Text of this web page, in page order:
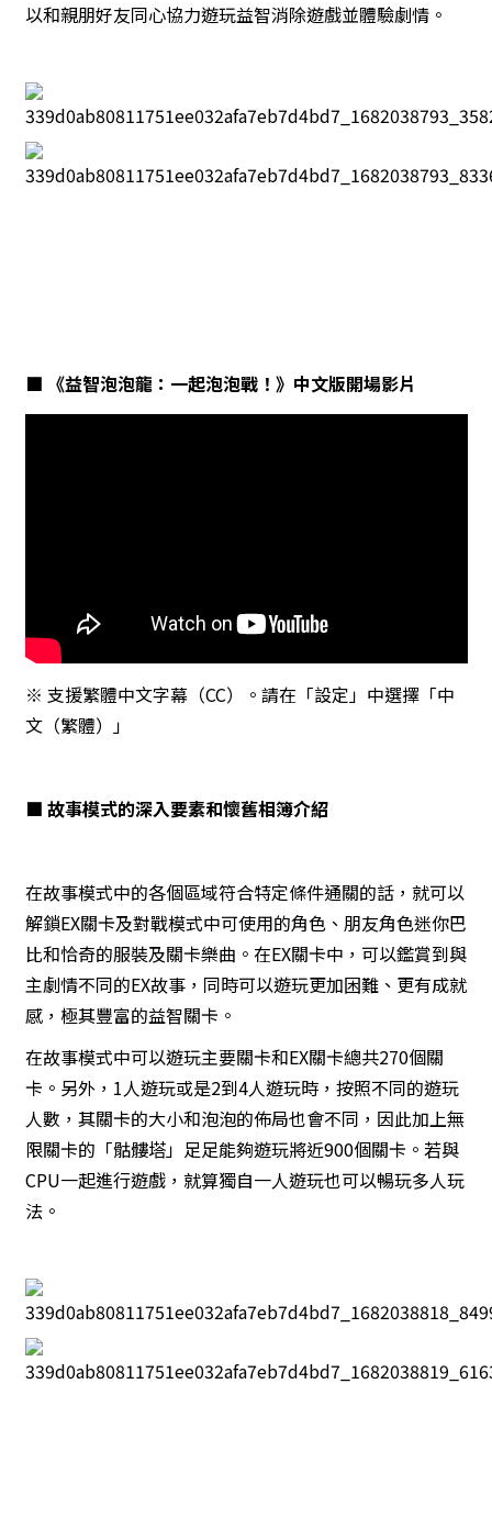
以和親朋好友同心協力遊玩益智消除遊戲並體驗劇情。
■ 《益智泡泡龍：一起泡泡戰！》中文版開場影片
※ 支援繁體中文字幕（CC）。請在「設定」中選擇「中
文（繁體）」
■ 故事模式的深入要素和懷舊相簿介紹
在故事模式中的各個區域符合特定條件通關的話，就可以
解鎖EX關卡及對戰模式中可使用的角色、朋友角色迷你巴
比和恰奇的服裝及關卡樂曲。在EX關卡中，可以鑑賞到與
主劇情不同的EX故事，同時可以遊玩更加困難、更有成就
感，極其豐富的益智關卡。
在故事模式中可以遊玩主要關卡和EX關卡總共270個關
卡。另外，1人遊玩或是2到4人遊玩時，按照不同的遊玩
人數，其關卡的大小和泡泡的佈局也會不同，因此加上無
限關卡的「骷髏塔」足足能夠遊玩將近900個關卡。若與
CPU一起進行遊戲，就算獨自一人遊玩也可以暢玩多人玩
法。